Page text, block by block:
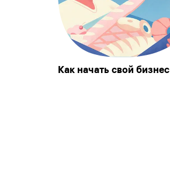
Как начать свой бизнес